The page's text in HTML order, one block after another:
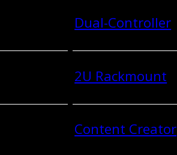
Dual-Controller
2U Rackmount
Content Creator